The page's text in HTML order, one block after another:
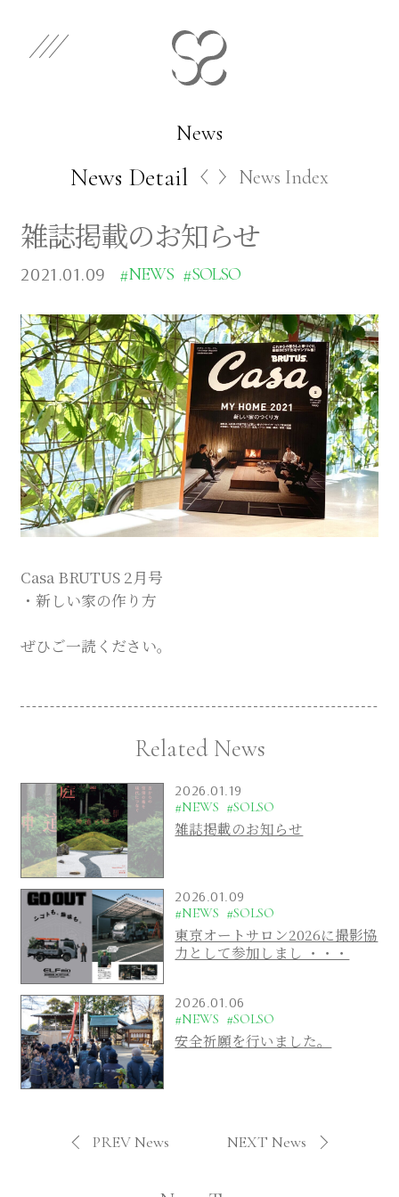
Select Category
Works
Store
News
Company
Contact
INSTAGRAM
© DAISHIZEN INC. All rights reserved.
News
News Detail News Index
雑誌掲載のお知らせ
2021.01.09 #NEWS #SOLSO
Casa BRUTUS 2月号
・新しい家の作り方
ぜひご一読ください。
Related News
2026.01.19
#NEWS #SOLSO
雑誌掲載のお知らせ
2026.01.09
#NEWS #SOLSO
東京オートサロン2026に撮影協
力として参加しまし ・・・
2026.01.06
#NEWS #SOLSO
安全祈願を行いました。
PREV News NEXT News